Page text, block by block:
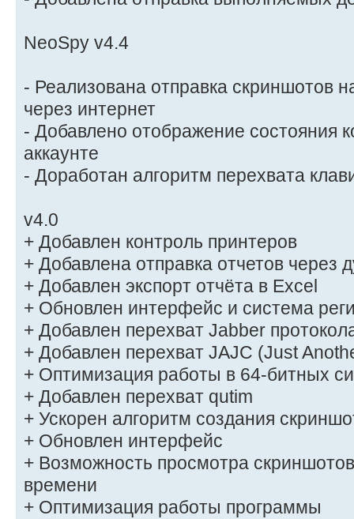
NeoSpy v4.4
- Реализована отправка скриншотов
через интернет
- Добавлено отображение состояния
аккаунте
- Доработан алгоритм перехвата
v4.0
+ Добавлен контроль принтеров
+ Добавлена отправка отчетов через
+ Добавлен экспорт отчёта в Excel
+ Обновлен интерфейс и система
+ Добавлен перехват Jabber
+ Добавлен перехват JAJC (Just
+ Оптимизация работы в 64-битных
+ Добавлен перехват qutim
+ Ускорен алгоритм создания
+ Обновлен интерфейс
+ Возможность просмотра
времени
+ Оптимизация работы программы